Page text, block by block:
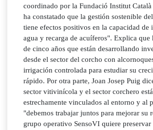
coordinado por la Fundació Institut Català
ha constatado que la gestión sostenible
tiene efectos positivos en la capacidad de
agua y recarga de acuíferos". Explica que
de cinco años que están desarrollando
desde el sector del corcho con
irrigación controlada para estudiar su
rápido. Por otra parte, Joan Josep Puig
sector vitivinícola y el sector corchero
estrechamente vinculados al entorno y al
"debemos trabajar juntos para mejorar su
grupo operativo SensoVI quiere preservar